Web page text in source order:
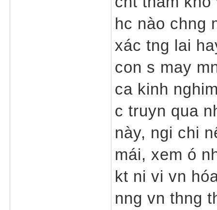
hc nào chng
xác tng lai
con s may
ca kinh
c truyn qua
này, ngi chi
mái, xem ó
kt ni vi vn
nng vn thng